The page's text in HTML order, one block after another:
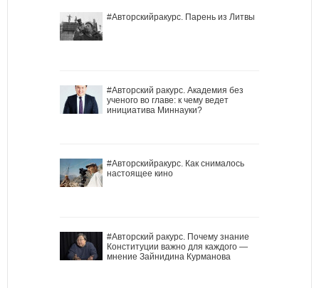
#Авторскийракурс. Парень из Литвы
#Авторский ракурс. Академия без
ученого во главе: к чему ведет
инициатива Миннауки?
#Авторскийракурс. Как снималось
настоящее кино
#Авторский ракурс. Почему знание
Конституции важно для каждого —
мнение Зайнидина Курманова